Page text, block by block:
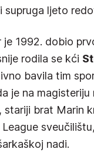
supruga ljeto
je 1992. dobio
rodila se kći
bavila tim
je na
stariji brat Marin
League
nadi.